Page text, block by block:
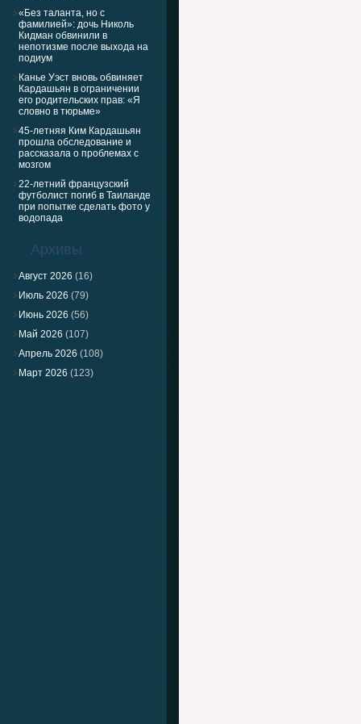
«Без таланта, но с
фамилией»: дочь Николь
Кидман обвинили в
непотизме после выхода на
подиум
Канье Уэст вновь обвиняет
Кардашьян в ограничении
его родительских прав: «Я
словно в тюрьме»
45-летняя Ким Кардашьян
прошла обследование и
рассказала о проблемах с
мозгом
22-летний французский
футболист погиб в Таиланде
при попытке сделать фото у
водопада
Архивы
Август 2026 (16)
Июль 2026 (79)
Июнь 2026 (56)
Май 2026 (107)
Апрель 2026 (108)
Март 2026 (123)